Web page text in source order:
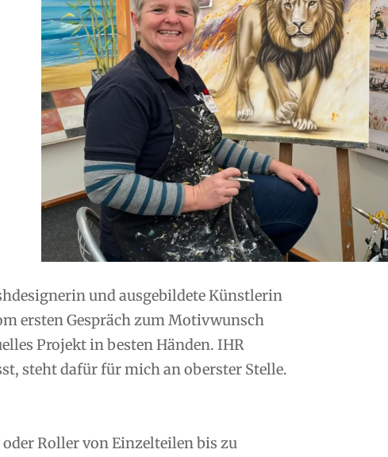
und ausgebildete Künstlerin
ersten Gespräch zum Motivwunsch
Projekt in besten Händen. IHR
steht dafür für mich an oberster Stelle.
Roller von Einzelteilen bis zu